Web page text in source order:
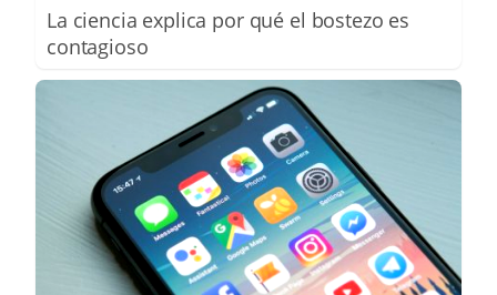
La ciencia explica por qué el bostezo es
contagioso